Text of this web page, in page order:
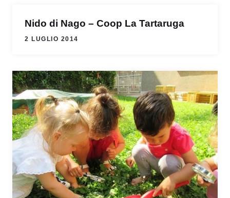
Nido di Nago – Coop La Tartaruga
2 LUGLIO 2014